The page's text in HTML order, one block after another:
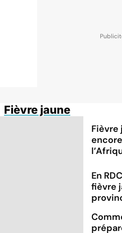
Fièvre jaune
Fièvre
En
fièvre